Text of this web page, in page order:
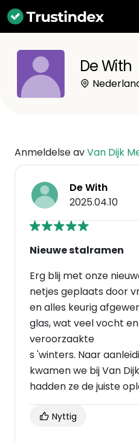
De With
Anmeldelse avVan Dijk
De With
2025.04.10
Nieuwe stalramen
Erg blij met onze
netjes geplaats door
en alles keurig
glas, wat veel vocht
veroorzaakte
s 'winters. Naar
kwamen we bij Van
hadden ze de juiste
Nyttig